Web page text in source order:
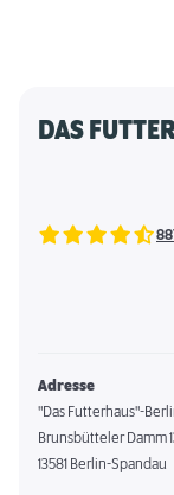
DAS
Adresse
"Das Futterhaus"-
Brunsbütteler Damm
13581 Berlin-Spandau